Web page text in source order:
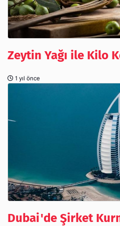
Zeytin Yağı ile Kilo
1 yıl önce
Dubai'de Şirket